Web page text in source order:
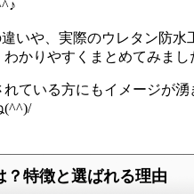
いや、実際のウレタン防
かりやすくまとめてみまし
れている方にもイメージが
(^^)/
？特徴と選ばれる理由